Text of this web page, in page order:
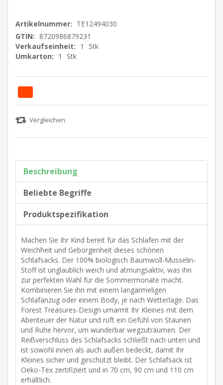
Artikelnummer: TE12494030
GTIN: 8720986879231
Verkaufseinheit: 1
Stk
Umkarton: 1 Stk
Beschreibung
Beliebte Begriffe
Produktspezifikation
Machen Sie Ihr Kind bereit für das Schlafen mit der
Weichheit und Geborgenheit dieses schönen
Schlafsacks. Der 100% biologisch Baumwoll-Musselin-
Stoff ist unglaublich weich und atmungsaktiv, was ihn
zur perfekten Wahl für die Sommermonate macht.
Kombinieren Sie ihn mit einem langärmeligen
Schlafanzug oder einem Body, je nach Wetterlage. Das
Forest Treasures-Design umarmt Ihr Kleines mit dem
Abenteuer der Natur und ruft ein Gefühl von Staunen
und Ruhe hervor, um wunderbar wegzuträumen. Der
Reißverschluss des Schlafsacks schließt nach unten und
ist sowohl innen als auch außen bedeckt, damit Ihr
Kleines sicher und geschützt bleibt. Der Schlafsack ist
Oeko-Tex zertifiziert und in 70 cm, 90 cm und 110 cm
erhältlich.